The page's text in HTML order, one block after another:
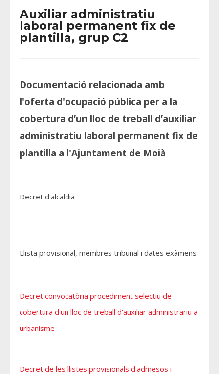
Auxiliar administratiu
laboral permanent fix de
plantilla, grup C2
Documentació relacionada amb
l'oferta d'ocupació pública per a la
cobertura d’un lloc de treball d’auxiliar
administratiu laboral permanent fix de
plantilla a l'Ajuntament de Moià
Decret d'alcaldia
Llista provisional, membres tribunal i dates exàmens
Decret convocatòria procediment selectiu de
cobertura d'un lloc de treball d'auxiliar administrariu a
urbanisme
Decret de les llistes provisionals d'admesos i